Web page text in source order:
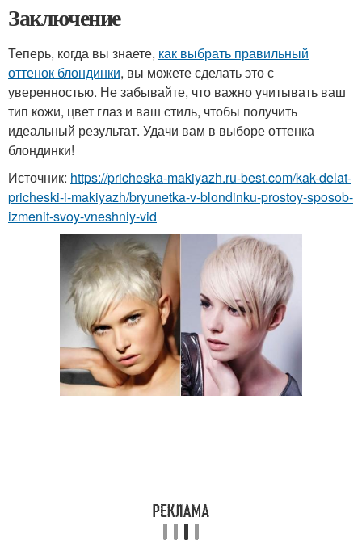
Заключение
Теперь, когда вы знаете, как выбрать правильный
оттенок блондинки, вы можете сделать это с
уверенностью. Не забывайте, что важно учитывать ваш
тип кожи, цвет глаз и ваш стиль, чтобы получить
идеальный результат. Удачи вам в выборе оттенка
блондинки!
Источник: https://pricheska-makiyazh.ru-best.com/kak-delat-
pricheski-i-makiyazh/bryunetka-v-blondinku-prostoy-sposob-
izmenit-svoy-vneshniy-vid